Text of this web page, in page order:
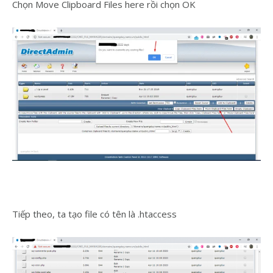
Chọn Move Clipboard Files here rồi chọn OK
Tiếp theo, ta tạo file có tên là .htaccess